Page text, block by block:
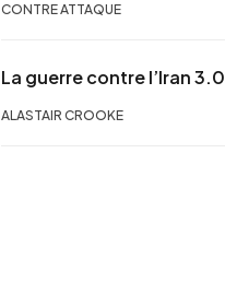
CONTRE ATTAQUE
La guerre contre l’Iran 3.0
ALASTAIR CROOKE